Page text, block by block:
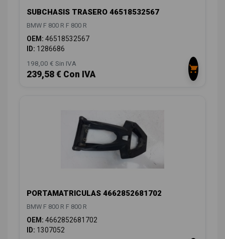
SUBCHASIS TRASERO 46518532567
BMW F 800 R F 800 R
OEM: 46518532567
ID: 1286686
198,00 € Sin IVA
239,58 € Con IVA
PORTAMATRICULAS 4662852681702
BMW F 800 R F 800 R
OEM: 4662852681702
ID: 1307052